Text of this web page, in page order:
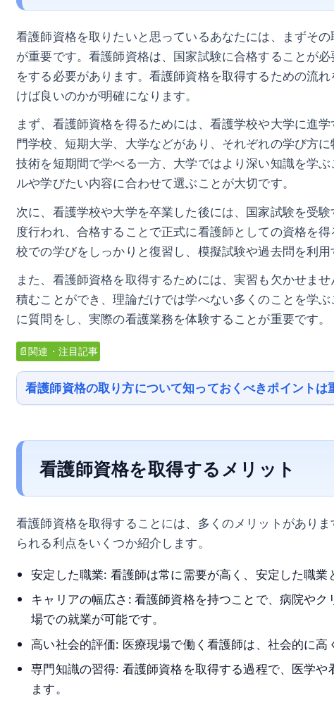
看護師資格を取りたいと思っているあなたには、まずそ
が重要です。看護師資格は、国家試験に合格することが
をする必要があります。看護師資格を取得するための流
けば良いのかが明確になります。
まず、看護師資格を得るためには、看護学校や大学に進
門学校、短期大学、大学などがあり、それぞれの学び方
技術を短期間で学べる一方、大学ではより深い知識を学
ルや学びたい内容に合わせて選ぶことが大切です。
次に、看護学校や大学を卒業した後には、国家試験を受
度行われ、合格することで正式に看護師としての資格を
校での学びをしっかりと復習し、模擬試験や過去問を利用
また、看護師資格を取得するためには、実習も欠かせま
積むことができ、理論だけでは学べない多くのことを学
に質問をし、実際の看護業務を体験することが重要です。
📄関連・注目記事
看護師資格の取り方について知っておくべきポイント
看護師資格を取得するメリット
看護師資格を取得することには、多くのメリットがあり
られる利点をいくつか紹介します。
安定した職業: 看護師は常に需要が高く、安定した職業
キャリアの幅広さ: 看護師資格を持つことで、病院や
場での就業が可能です。
高い社会的評価: 医療現場で働く看護師は、社会的に高
専門知識の習得: 看護師資格を取得する過程で、医学
ます。